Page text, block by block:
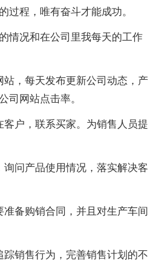
过程，唯有奋斗才能成功。
况和在公司里我每天的工作
，每天发布更新公司动态，产
司网站点击率。
户，联系买家。为销售人员提
问产品使用情况，落实解决客
备购销合同，并且对生产车间
销售行为，完善销售计划的不